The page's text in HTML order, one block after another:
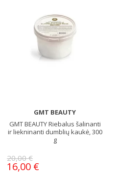
GMT BEAUTY
GMT BEAUTY Riebalus šalinanti
ir liekninanti dumblių kaukė, 300
g
20,00 €
16,00 €